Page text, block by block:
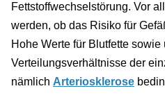
Fettstoffwechselstörung. Vor
werden, ob das Risiko für
Hohe Werte für Blutfette sowie
Verteilungsverhältnisse der
nämlich Arteriosklerose